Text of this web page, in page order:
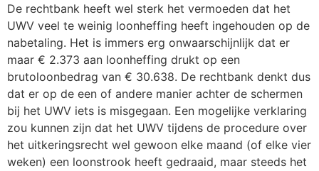
De rechtbank heeft wel sterk het vermoeden dat het
UWV veel te weinig loonheffing heeft ingehouden op de
nabetaling. Het is immers erg onwaarschijnlijk dat er
maar € 2.373 aan loonheffing drukt op een
brutoloonbedrag van € 30.638. De rechtbank denkt dus
dat er op de een of andere manier achter de schermen
bij het UWV iets is misgegaan. Een mogelijke verklaring
zou kunnen zijn dat het UWV tijdens de procedure over
het uitkeringsrecht wel gewoon elke maand (of elke vier
weken) een loonstrook heeft gedraaid, maar steeds het